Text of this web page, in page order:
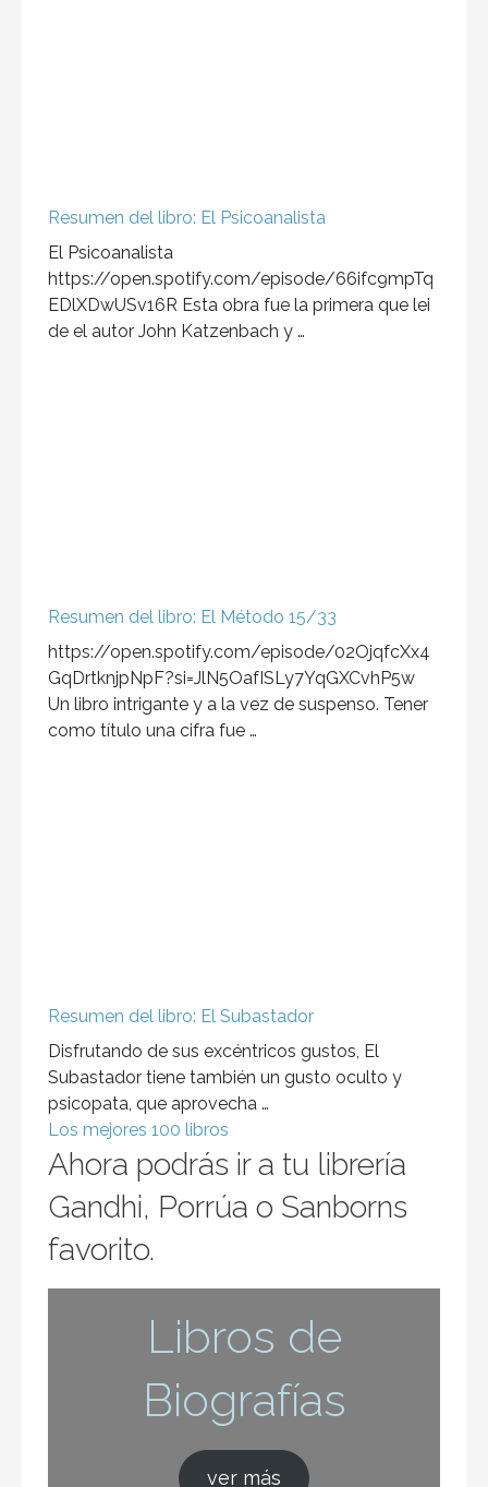
Resumen del libro: El Psicoanalista
El Psicoanalista
https://open.spotify.com/episode/66ifc9mpTq
EDlXDwUSv16R Esta obra fue la primera que lei
de el autor John Katzenbach y …
Resumen del libro: El Método 15/33
https://open.spotify.com/episode/02OjqfcXx4
GqDrtknjpNpF?si=JlN5OafISLy7YqGXCvhP5w
Un libro intrigante y a la vez de suspenso. Tener
como título una cifra fue …
Resumen del libro: El Subastador
Disfrutando de sus excéntricos gustos, El
Subastador tiene también un gusto oculto y
psicopata, que aprovecha …
Los mejores 100 libros
Ahora podrás ir a tu librería
Gandhi, Porrúa o Sanborns
favorito.
Libros de
Biografías
ver más